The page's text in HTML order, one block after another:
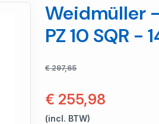
Weidmüller
PZ 10 SQR
€ 297,65
€ 255,98
(incl. BTW)